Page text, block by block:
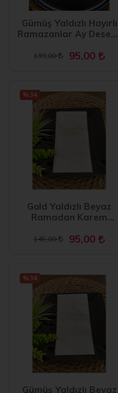
Gümüş Yaldızlı Hayırlı
Ramazanlar Ay Desenli
Peçete
139,00 95,00
Gold Yaldızlı Beyaz
Ramadan Karem
Model
145,00 95,00
%34
Gümüş Yaldızlı Beyaz
%34